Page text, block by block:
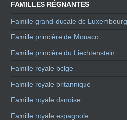
FAMILLES RÉGNANTES
Famille grand-ducale de Luxembourg
Famille princière de Monaco
Famille princière du Liechtenstein
Famille royale belge
Famille royale britannique
Famille royale danoise
Famille royale espagnole